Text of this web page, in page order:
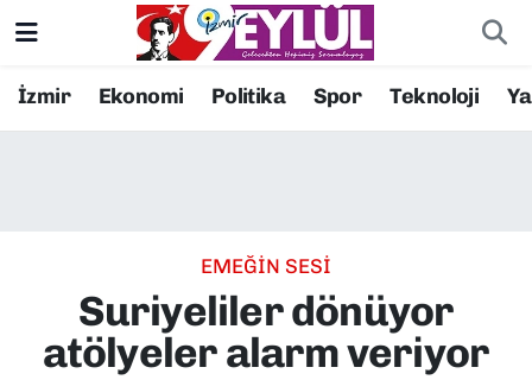
İzmir Ekonomi Politika Spor Teknoloji
EMEĞİN SESİ
Suriyeliler dönüyor
atölyeler alarm veriyor
Resmi İlanlar
EKONOMİ
Konak Nöbetçi Eczaneler
Süper Lig Puan Durumu ve Fikstür
Tüm Manşetler